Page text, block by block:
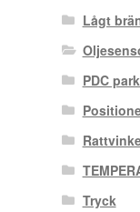
Lågt
PDC
Tryck